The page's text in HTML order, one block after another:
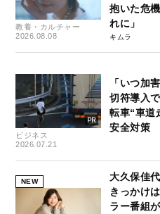
教養・カルチャー
2026.08.08
抱いた危
れに」
キムラ
ビジネス
2026.07.21
「いつ加
切符導入
転車“車道
安全対策
NEW
大久保佳
きっかけ
ラー番組